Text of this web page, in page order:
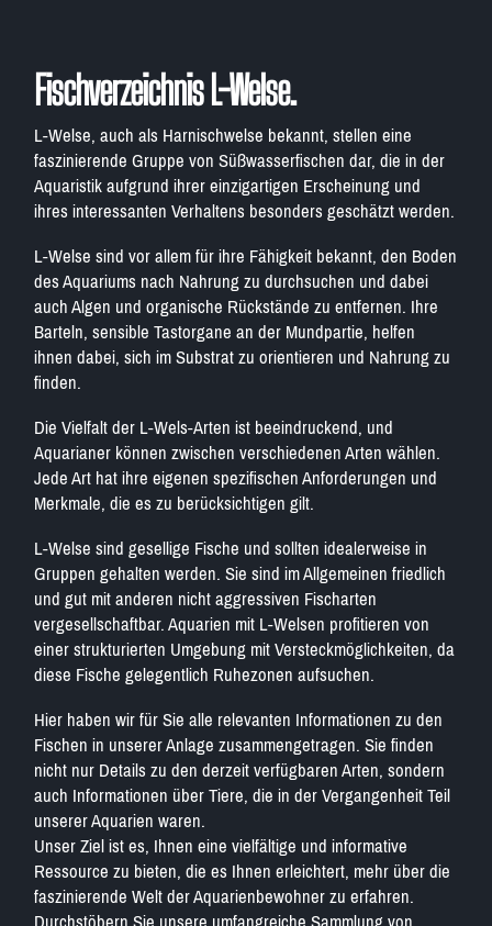
Fischverzeichnis L-Welse.
L-Welse, auch als Harnischwelse bekannt, stellen eine
faszinierende Gruppe von Süßwasserfischen dar, die in der
Aquaristik aufgrund ihrer einzigartigen Erscheinung und
ihres interessanten Verhaltens besonders geschätzt werden.
L-Welse sind vor allem für ihre Fähigkeit bekannt, den Boden
des Aquariums nach Nahrung zu durchsuchen und dabei
auch Algen und organische Rückstände zu entfernen. Ihre
Barteln, sensible Tastorgane an der Mundpartie, helfen
ihnen dabei, sich im Substrat zu orientieren und Nahrung zu
finden.
Die Vielfalt der L-Wels-Arten ist beeindruckend, und
Aquarianer können zwischen verschiedenen Arten wählen.
Jede Art hat ihre eigenen spezifischen Anforderungen und
Merkmale, die es zu berücksichtigen gilt.
L-Welse sind gesellige Fische und sollten idealerweise in
Gruppen gehalten werden. Sie sind im Allgemeinen friedlich
und gut mit anderen nicht aggressiven Fischarten
vergesellschaftbar. Aquarien mit L-Welsen profitieren von
einer strukturierten Umgebung mit Versteckmöglichkeiten, da
diese Fische gelegentlich Ruhezonen aufsuchen.
Hier haben wir für Sie alle relevanten Informationen zu den
Fischen in unserer Anlage zusammengetragen. Sie finden
nicht nur Details zu den derzeit verfügbaren Arten, sondern
auch Informationen über Tiere, die in der Vergangenheit Teil
unserer Aquarien waren.
Unser Ziel ist es, Ihnen eine vielfältige und informative
Ressource zu bieten, die es Ihnen erleichtert, mehr über die
faszinierende Welt der Aquarienbewohner zu erfahren.